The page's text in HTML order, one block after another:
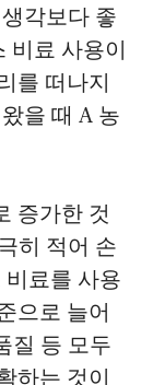
각보다 좋
비료 사용이
를 떠나지
을 때 A 농
증가한 것
히 적어 손
료를 사용
으로 늘어
질 등 모두
하는 것이